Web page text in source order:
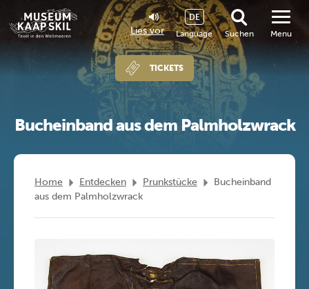
Lies vor Language
DE
Suchen
TICKETS
Menu
Bucheinband aus dem Palmholzwrack
Home Entdecken Prunkstücke
Bucheinband
aus dem Palmholzwrack